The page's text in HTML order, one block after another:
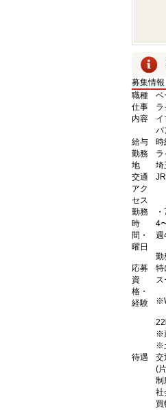
募集情報
職種
ベ
仕事
内容
パ
給与
時
勤務
地
ラ
埼
交通
アク
セス
勤務
時
間・
曜日
4
週
勤
応募
資
格・
経験
特
※
※
待遇
交
(
制
社
買